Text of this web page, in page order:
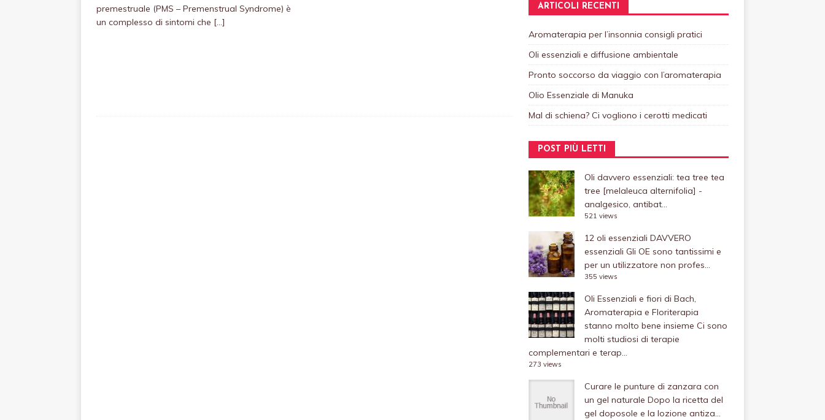
premestruale (PMS – Premenstrual Syndrome) è
un complesso di sintomi che […]
ARTICOLI RECENTI
Aromaterapia per l’insonnia consigli pratici
Oli essenziali e diffusione ambientale
Pronto soccorso da viaggio con l’aromaterapia
Olio Essenziale di Manuka
Mal di schiena? Ci vogliono i cerotti medicati
POST PIÙ LETTI
Oli davvero essenziali: tea tree tea
tree [melaleuca alternifolia] -
analgesico, antibat...
521 views
12 oli essenziali DAVVERO
essenziali Gli OE sono tantissimi e
per un utilizzatore non profes...
355 views
Oli Essenziali e fiori di Bach,
Aromaterapia e Floriterapia
stanno molto bene insieme Ci sono
molti studiosi di terapie
complementari e terap...
273 views
Curare le punture di zanzara con
un gel naturale Dopo la ricetta del
gel doposole e la lozione antiza...